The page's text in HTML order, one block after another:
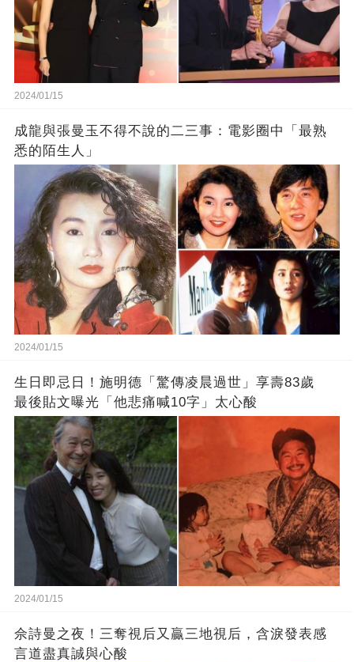
2024/01/15
成龍與張曼玉不得不說的二三事：電影圈中「最熟
悉的陌生人」
2024/01/15
生日即忌日！施明德「驚傳凌晨過世」享壽83歲
最後貼文曝光「他悲痛喊10字」太心酸
2024/01/15
佘詩曼之夜！三奪視后又贏三地視后，含淚發表感
言道盡真誠與心酸